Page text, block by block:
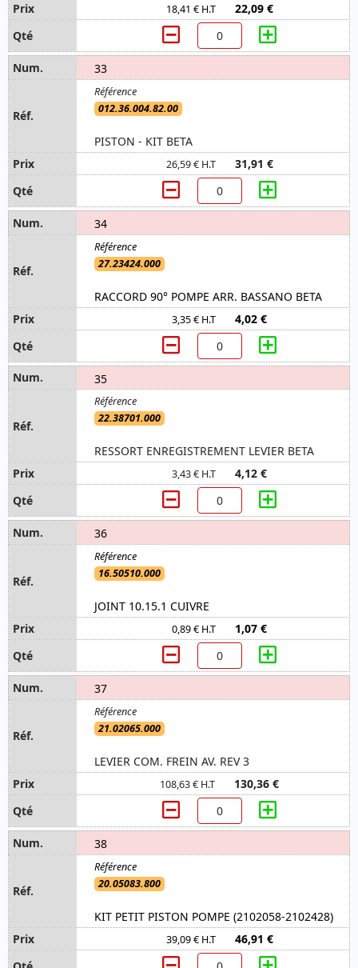
18,41 € H.T 22,09 €
33
012.36.004.82.00
PISTON - KIT BETA
26,59 € H.T 31,91 €
34
27.23424.000
RACCORD 90° POMPE ARR. BASSANO BETA
3,35 € H.T 4,02 €
35
22.38701.000
RESSORT ENREGISTREMENT LEVIER BETA
3,43 € H.T 4,12 €
36
16.50510.000
JOINT 10.15.1 CUIVRE
0,89 € H.T 1,07 €
37
21.02065.000
LEVIER COM. FREIN AV. REV 3
108,63 € H.T 130,36 €
38
20.05083.800
KIT PETIT PISTON POMPE (2102058-2102428)
39,09 € H.T 46,91 €